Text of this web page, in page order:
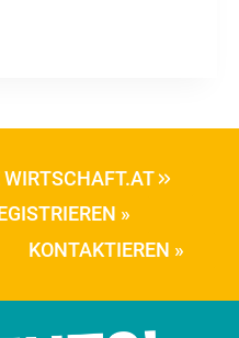
WIRTSCHAFT.AT
»
KONTAKTIEREN »